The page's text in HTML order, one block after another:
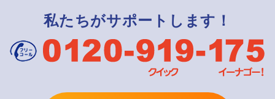
私たちがサポートします！